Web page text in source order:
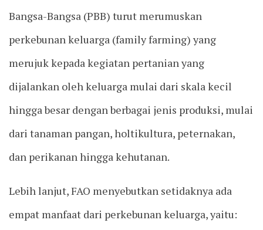
Bangsa-Bangsa (PBB) turut merumuskan
perkebunan keluarga (family farming) yang
merujuk kepada kegiatan pertanian yang
dijalankan oleh keluarga mulai dari skala kecil
hingga besar dengan berbagai jenis produksi, mulai
dari tanaman pangan, holtikultura, peternakan,
dan perikanan hingga kehutanan.
Lebih lanjut, FAO menyebutkan setidaknya ada
empat manfaat dari perkebunan keluarga, yaitu: